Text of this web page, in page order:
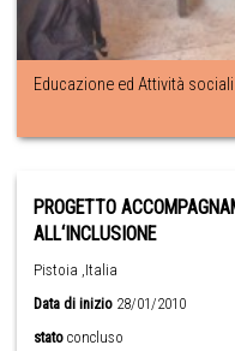
Educazione ed Attività sociali
PROGETTO
ALL‘INCLUSIONE
Pistoia ,Italia
Data di inizio 28/01/2010
stato concluso